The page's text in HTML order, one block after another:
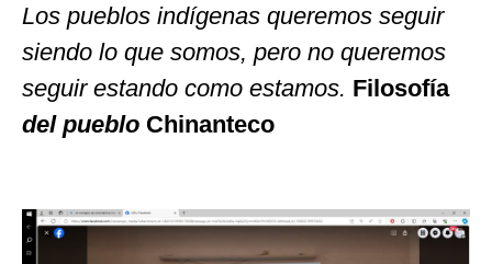
Los pueblos indígenas queremos seguir
siendo lo que somos, pero no queremos
seguir estando como estamos. Filosofía
del pueblo Chinanteco